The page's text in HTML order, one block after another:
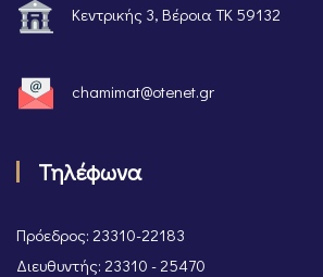
Κεντρικής 3, Βέροια ΤΚ 59132
chamimat@otenet.gr
Τηλέφωνα
Πρόεδρος: 23310-22183
Διευθυντής: 23310 - 25470